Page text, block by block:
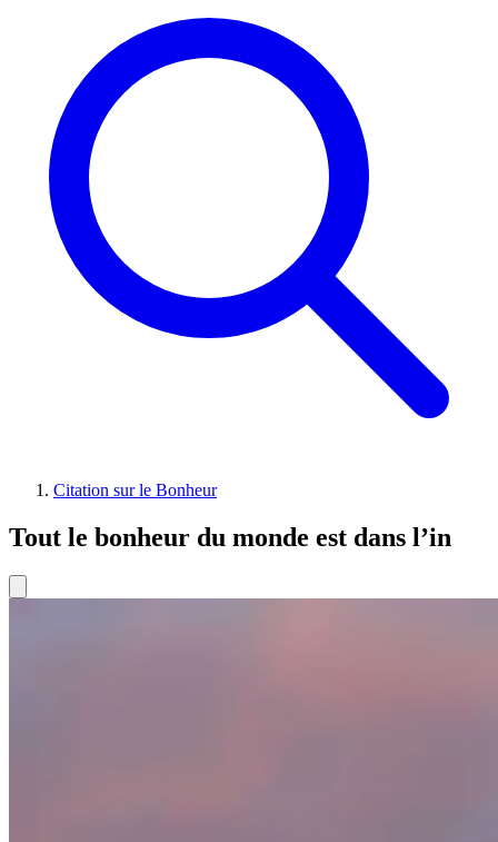
Citation sur le Bonheur
Tout le bonheur du monde est dans l’in